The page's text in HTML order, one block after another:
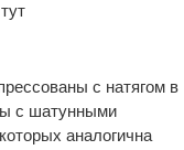
с натягом в
с шатунными
аналогична